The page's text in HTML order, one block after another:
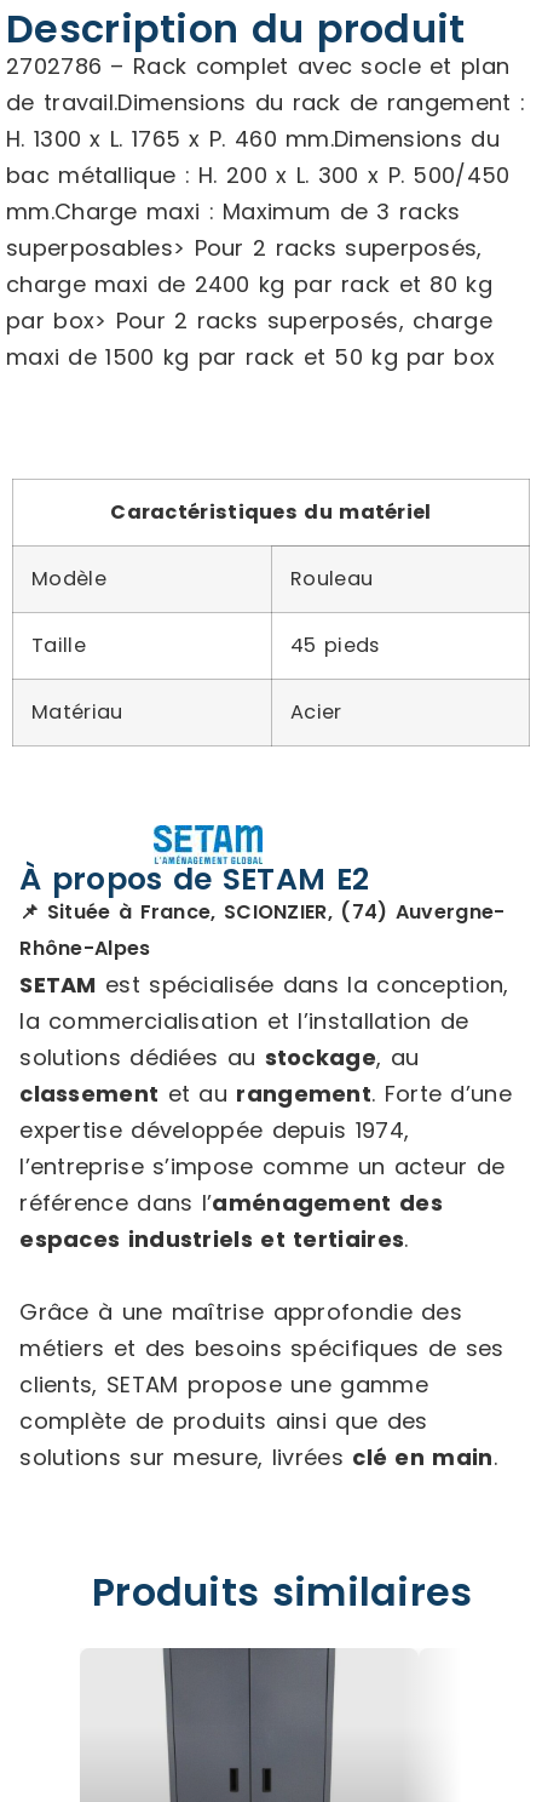
Description du produit
2702786 – Rack complet avec socle et plan
de travail.Dimensions du rack de rangement :
H. 1300 x L. 1765 x P. 460 mm.Dimensions du
bac métallique : H. 200 x L. 300 x P. 500/450
mm.Charge maxi : Maximum de 3 racks
superposables> Pour 2 racks superposés,
charge maxi de 2400 kg par rack et 80 kg
par box> Pour 2 racks superposés, charge
maxi de 1500 kg par rack et 50 kg par box
Caractéristiques du matériel
Modèle Rouleau
Taille 45 pieds
Matériau Acier
À propos de SETAM E2
📌 Située à France, SCIONZIER, (74) Auvergne-
Rhône-Alpes
SETAM est spécialisée dans la conception,
la commercialisation et l’installation de
solutions dédiées au stockage, au
classement et au rangement. Forte d’une
expertise développée depuis 1974,
l’entreprise s’impose comme un acteur de
référence dans l’aménagement des
espaces industriels et tertiaires.
Grâce à une maîtrise approfondie des
métiers et des besoins spécifiques de ses
clients, SETAM propose une gamme
complète de produits ainsi que des
solutions sur mesure, livrées clé en main.
Produits similaires